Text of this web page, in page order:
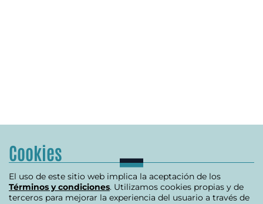
Cookies
El uso de este sitio web implica la aceptación de los
Términos y condiciones. Utilizamos cookies propias y de
terceros para mejorar la experiencia del usuario a través de